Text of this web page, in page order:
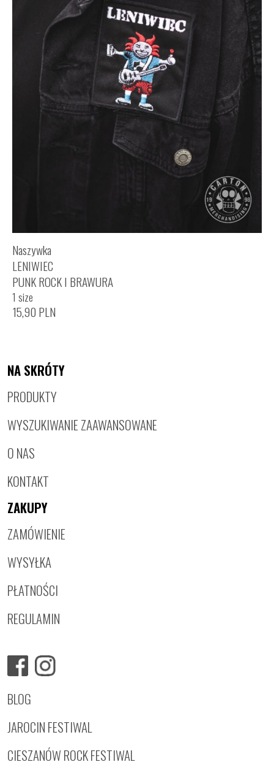
Naszywka
LENIWIEC
PUNK ROCK I BRAWURA
1 size
15,90 PLN
NA SKRÓTY
PRODUKTY
WYSZUKIWANIE ZAAWANSOWANE
O NAS
KONTAKT
ZAKUPY
ZAMÓWIENIE
WYSYŁKA
PŁATNOŚCI
REGULAMIN
BLOG
JAROCIN FESTIWAL
CIESZANÓW ROCK FESTIWAL